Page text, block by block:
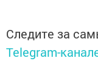
Следите за
Telegram-